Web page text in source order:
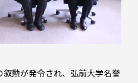
勲が発令され、弘前大学名誉